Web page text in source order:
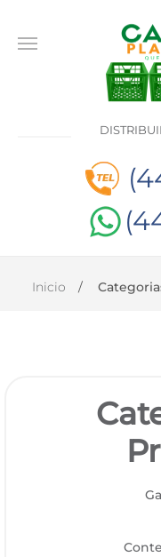
OFICIAL
(446)
(446)
1168-
530
Inicio